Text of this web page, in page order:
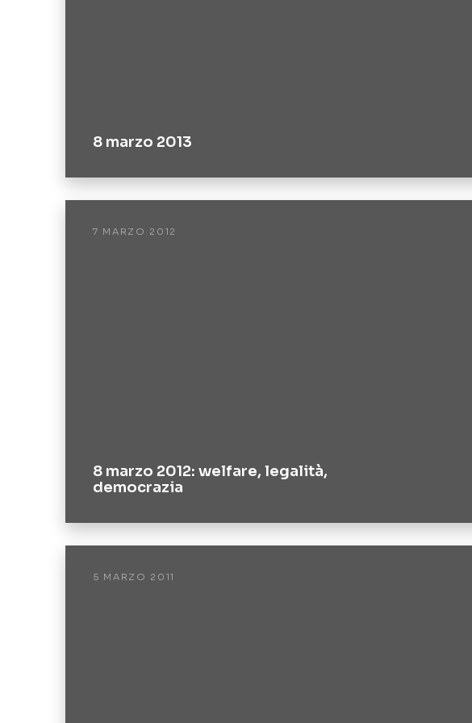
8 marzo 2013
7 MARZO 2012
8 marzo 2012: welfare, legalità,
democrazia
5 MARZO 2011